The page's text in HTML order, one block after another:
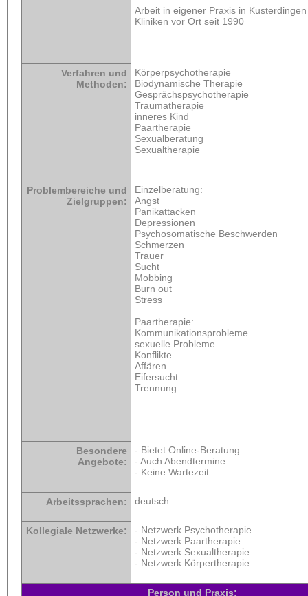
Arbeit in eigener Praxis in
Kliniken vor Ort seit 1990
Verfahren und
Methoden:
Körperpsychotherapie
Biodynamische Therapie
Gesprächspsychotherapie
Traumatherapie
inneres Kind
Paartherapie
Sexualberatung
Sexualtherapie
Problembereiche und
Zielgruppen:
Einzelberatung:
Angst
Panikattacken
Depressionen
Psychosomatische Beschwerden
Schmerzen
Trauer
Sucht
Mobbing
Burn out
Stress
Paartherapie:
Kommunikationsprobleme
sexuelle Probleme
Konflikte
Affären
Eifersucht
Trennung
Besondere
Angebote:
- Bietet Online-Beratung
- Auch Abendtermine
- Keine Wartezeit
Arbeitssprachen: deutsch
Kollegiale Netzwerke:
- Netzwerk Psychotherapie
- Netzwerk Paartherapie
- Netzwerk Sexualtherapie
- Netzwerk Körpertherapie
Person und Praxis: